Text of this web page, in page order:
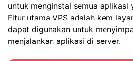
untuk menginstal semua aplikasi
Fitur utama VPS adalah kem
dapat digunakan untuk
menjalankan aplikasi di server.